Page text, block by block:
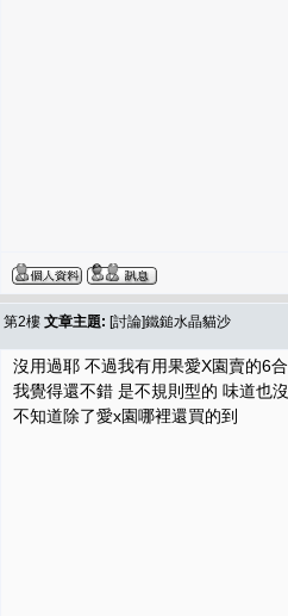
第2樓 文章主題: [討論]鐵鎚水晶貓沙
沒用過耶 不過我有用果愛X園賣的6
我覺得還不錯 是不規則型的 味道也
不知道除了愛x園哪裡還買的到